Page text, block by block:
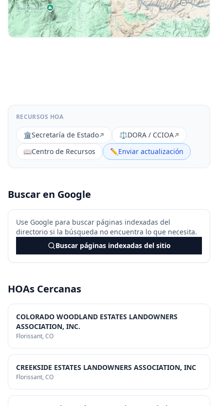
RECURSOS HOA
🏛️Secretaría de Estado ⚖️DORA / CCIOA
📖Centro de Recursos ✏️Enviar actualización
Buscar en Google
Use Google para buscar páginas indexadas del
directorio si la búsqueda no encuentra lo que necesita.
Buscar páginas indexadas del sitio
HOAs Cercanas
COLORADO WOODLAND ESTATES LANDOWNERS
ASSOCIATION, INC.
Florissant, CO
CREEKSIDE ESTATES LANDOWNERS ASSOCIATION, INC
Florissant, CO